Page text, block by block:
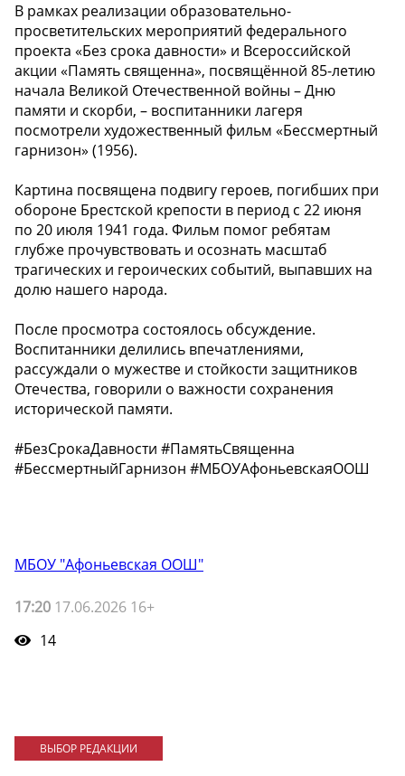
В рамках реализации образовательно-
просветительских мероприятий федерального
проекта «Без срока давности» и Всероссийской
акции «Память священна», посвящённой 85-летию
начала Великой Отечественной войны – Дню
памяти и скорби, – воспитанники лагеря
посмотрели художественный фильм «Бессмертный
гарнизон» (1956).
Картина посвящена подвигу героев, погибших при
обороне Брестской крепости в период с 22 июня
по 20 июля 1941 года. Фильм помог ребятам
глубже прочувствовать и осознать масштаб
трагических и героических событий, выпавших на
долю нашего народа.
После просмотра состоялось обсуждение.
Воспитанники делились впечатлениями,
рассуждали о мужестве и стойкости защитников
Отечества, говорили о важности сохранения
исторической памяти.
#БезСрокаДавности #ПамятьСвященна
#БессмертныйГарнизон #МБОУАфоньевскаяООШ
МБОУ "Афоньевская ООШ"
17:20 17.06.2026 16+
14
ВЫБОР РЕДАКЦИИ